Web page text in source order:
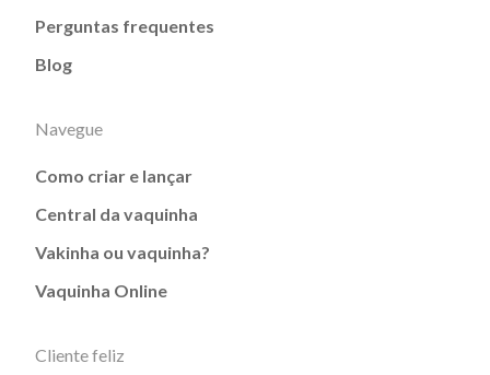
Perguntas frequentes
Blog
Navegue
Como criar e lançar
Central da vaquinha
Vakinha ou vaquinha?
Vaquinha Online
Cliente feliz